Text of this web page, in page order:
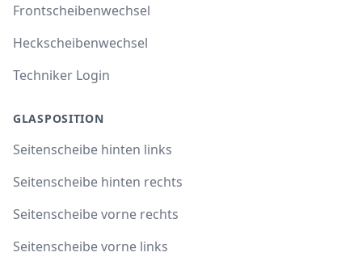
Frontscheibenwechsel
Heckscheibenwechsel
Techniker Login
GLASPOSITION
Seitenscheibe hinten links
Seitenscheibe hinten rechts
Seitenscheibe vorne rechts
Seitenscheibe vorne links